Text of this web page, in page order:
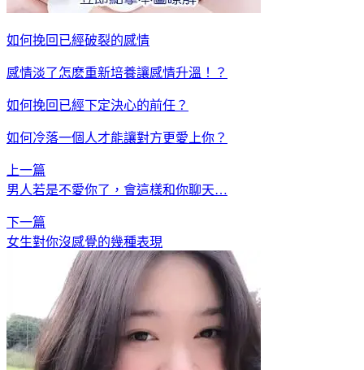
如何挽回已經破裂的感情
感情淡了怎麽重新培養讓感情升溫！？
如何挽回已經下定決心的前任？
如何冷落一個人才能讓對方更愛上你？
上一篇
男人若是不愛你了，會這樣和你聊天…
下一篇
女生對你沒感覺的幾種表現